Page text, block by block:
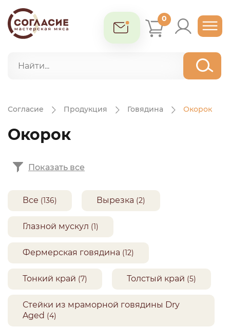
0
Согласие Продукция Говядина Окорок
Окорок
Показать все
Все (136) Вырезка (2)
Глазной мускул (1)
Фермерская говядина (12)
Тонкий край (7) Толстый край (5)
Стейки из мраморной говядины Dry
Aged (4)